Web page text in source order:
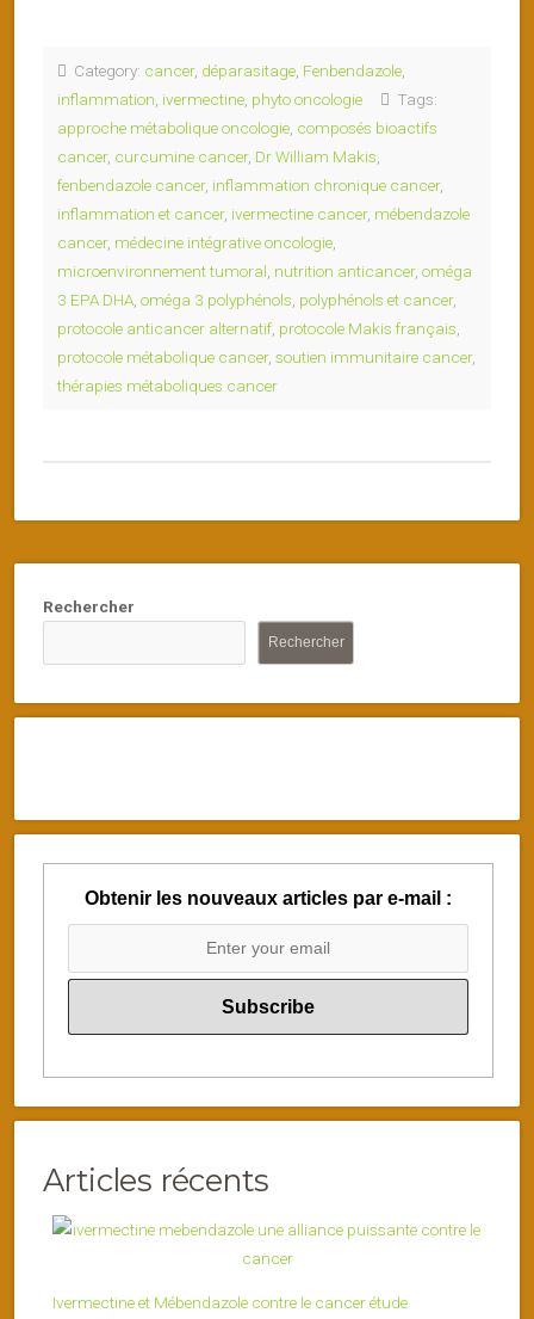
Category: cancer, déparasitage Fenbendazole
inflammation ivermectine phyto oncologie
Tags:
approche métabolique oncologie composés bioactifs
cancer, curcumine cancer, Dr William Makis
fenbendazole cancer, inflammation chronique cancer,
inflammation et cancer, ivermectine cancer, mébendazole
cancer, médecine intégrative oncologie
microenvironnement tumoral nutrition anticancer, oméga
3 EPA DHA oméga 3 polyphénols polyphénols et cancer,
protocole anticancer alternatif protocole Makis français
protocole métabolique cancer, soutien immunitaire cancer,
thérapies métaboliques cancer
Rechercher
Rechercher
Obtenir les nouveaux articles par e-mail :
Articles récents
Ivermectine et Mébendazole contre le cancer étude